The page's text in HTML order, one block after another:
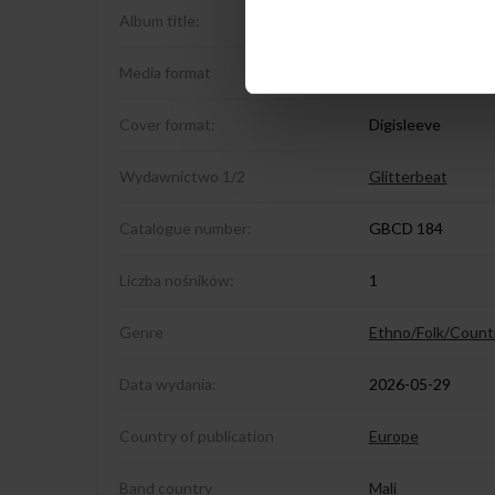
Album title:
Media format
Cover format: Digisleeve
Wydawnictwo 1/2 Glitterbeat
Catalogue number: GBCD 184
Liczba nośników: 1
Genre Ethno/Folk/
Data wydania: 2026-05-29
Country of publication Europe
Band country Mali